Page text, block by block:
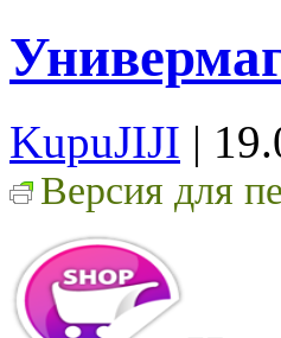
KupuJIJI |
Версия для